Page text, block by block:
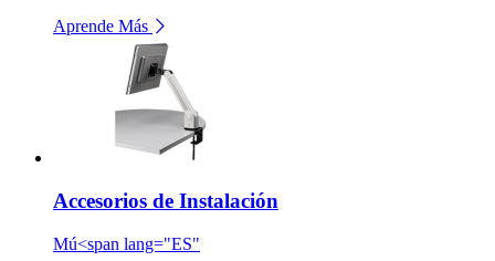
Aprende Más
Accesorios de Instalación
Mú<span lang="ES"